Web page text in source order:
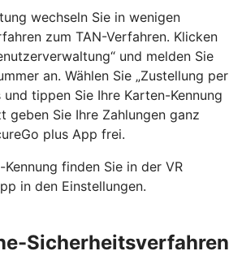
wechseln Sie in wenigen
zum TAN-Verfahren. Klicken
und melden Sie
an. Wählen Sie „Zustellung per
tippen Sie Ihre Karten-Kennung
geben Sie Ihre Zahlungen ganz
plus App frei.
finden Sie in der VR
in den Einstellungen.
Sicherheitsverfahren